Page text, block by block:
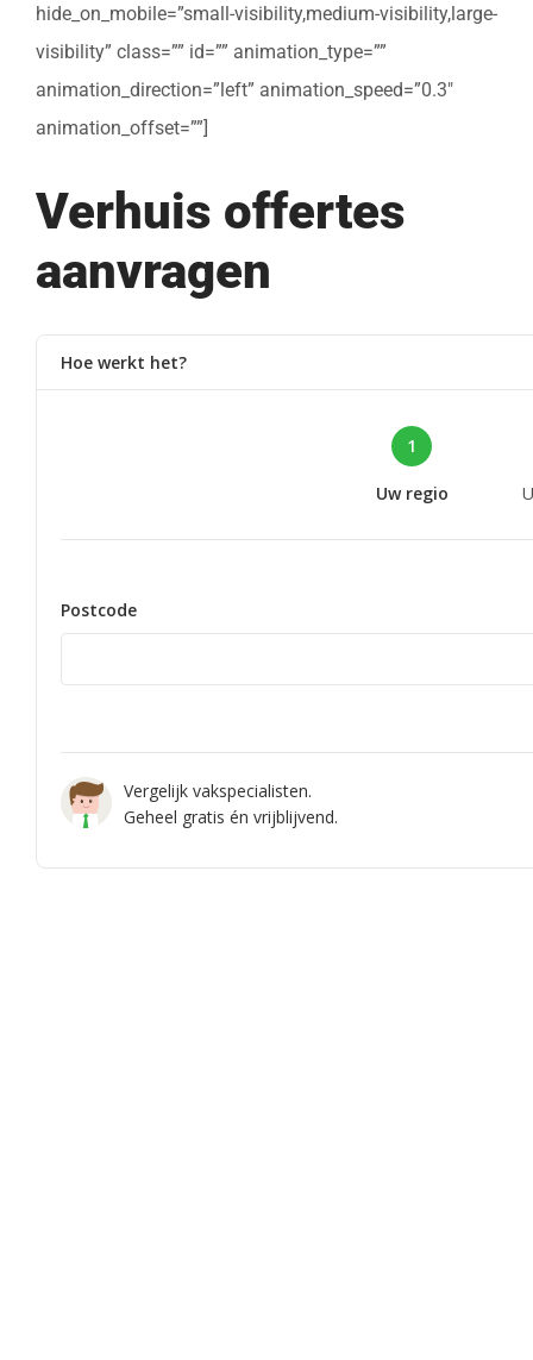
hide_on_mobile=”small-visibility,medium-visibility,large-
visibility” class=”” id=”” animation_type=””
animation_direction=”left” animation_speed=”0.3″
animation_offset=””]
Verhuis offertes
aanvragen